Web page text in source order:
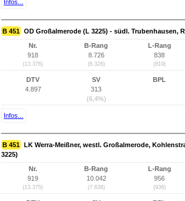
Infos...
B 451 OD Großalmerode (L 3225) - südl. Trubenhausen,
Nr.
918
(13.376)
B-Rang
8.726
(6.326)
L-Rang
838
(819)
DTV
4.897
SV
313
(6,4%)
BPL
Infos...
B 451 LK Werra-Meißner, westl. Großalmerode,
3225)
Nr.
919
(13.375)
B-Rang
10.042
(7.638)
L-Rang
956
(936)